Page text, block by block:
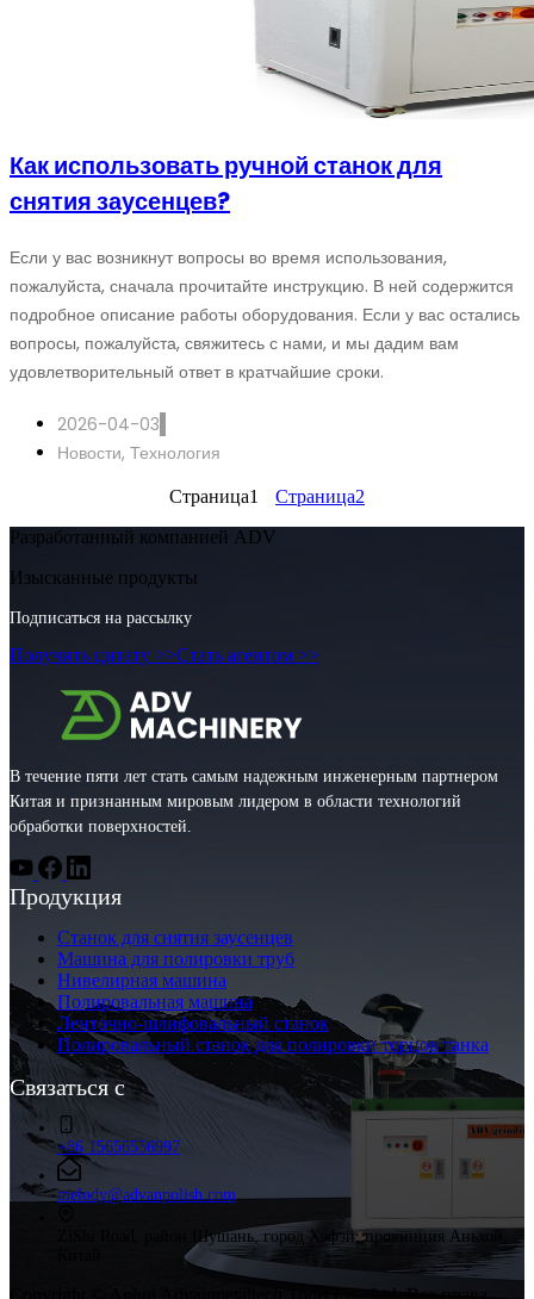
Как использовать ручной станок для
снятия заусенцев?
Если у вас возникнут вопросы во время использования,
пожалуйста, сначала прочитайте инструкцию. В ней содержится
подробное описание работы оборудования. Если у вас остались
вопросы, пожалуйста, свяжитесь с нами, и мы дадим вам
удовлетворительный ответ в кратчайшие сроки.
2026-04-03
Новости, Технология
Страница1 Страница2
Разработанный компанией ADV
Изысканные продукты
Подписаться на рассылку
Получить цитату >>Стать агентом >>
В течение пяти лет стать самым надежным инженерным партнером
Китая и признанным мировым лидером в области технологий
обработки поверхностей.
Продукция
Станок для снятия заусенцев
Машина для полировки труб
Нивелирная машина
Полировальная машина
Ленточно-шлифовальный станок
Полировальный станок для полировки торцов танка
Связаться с
+86 15656556997
melody@advanpolish.com
ZiShi Road, район Шушань, город Хэфэй, провинция Аньхой,